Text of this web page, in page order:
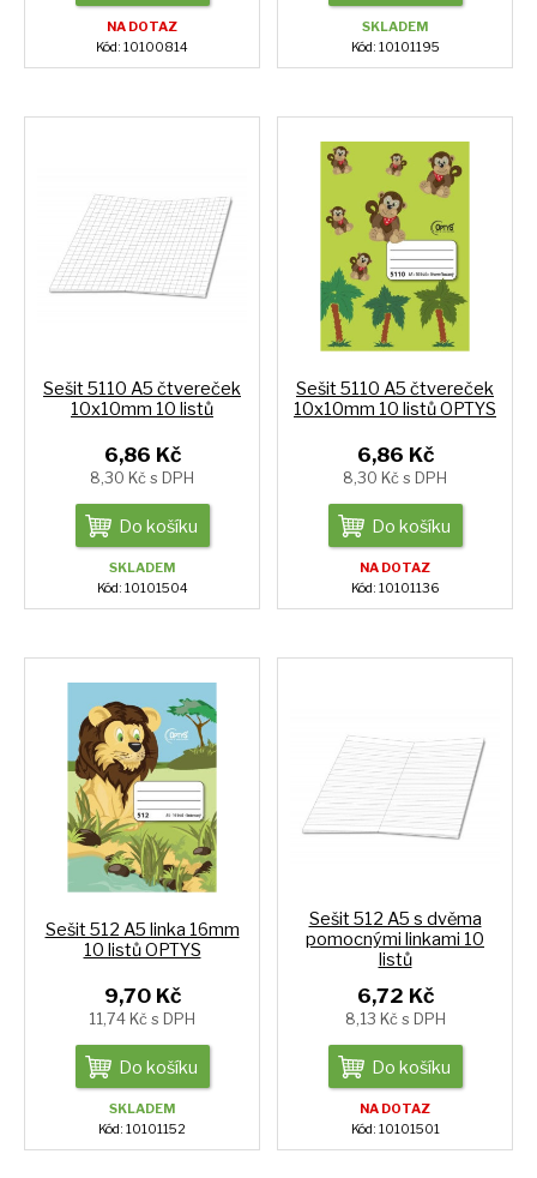
NA DOTAZ
Kód: 10100814
SKLADEM
Kód: 10101195
Sešit 5110 A5 čtvereček
10x10mm 10 listů
6,86 Kč
8,30 Kč s DPH
Do košíku
SKLADEM
Kód: 10101504
Sešit 5110 A5 čtvereček
10x10mm 10 listů OPTYS
6,86 Kč
8,30 Kč s DPH
Do košíku
NA DOTAZ
Kód: 10101136
Sešit 512 A5 linka 16mm
10 listů OPTYS
9,70 Kč
11,74 Kč s DPH
Do košíku
SKLADEM
Kód: 10101152
Sešit 512 A5 s dvěma
pomocnými linkami 10
listů
6,72 Kč
8,13 Kč s DPH
Do košíku
NA DOTAZ
Kód: 10101501